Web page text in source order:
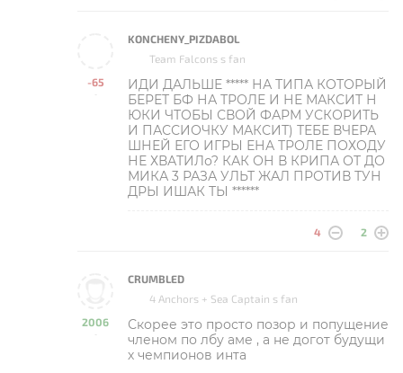
-65
-
KONCHENY_PIZDABOL
Team Falcons s fan
ИДИ ДАЛЬШЕ ***** НА ТИПА КОТОРЫЙ
БЕРЕТ БФ НА ТРОЛЕ И НЕ МАКСИТ Н
ЮКИ ЧТОБЫ СВОЙ ФАРМ УСКОРИТЬ
И ПАССИОЧКУ МАКСИТ) ТЕБЕ ВЧЕРА
ШНЕЙ ЕГО ИГРЫ ЕНА ТРОЛЕ ПОХОДУ
НЕ ХВАТИЛо? КАК ОН В КРИПА ОТ ДО
МИКА 3 РАЗА УЛЬТ ЖАЛ ПРОТИВ ТУН
ДРЫ ИШАК ТЫ ******
4 2
2006
-
CRUMBLED
4 Anchors + Sea Captain s fan
Скорее это просто позор и попущение
членом по лбу аме , а не догот будущи
х чемпионов инта